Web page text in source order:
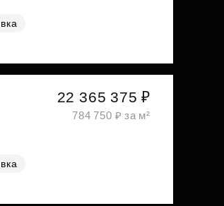
22 365 375 ₽
784 750 ₽ за м²